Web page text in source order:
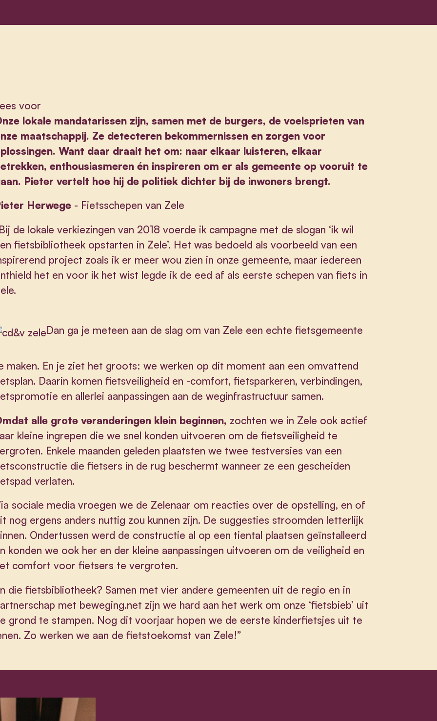
voor
lokale mandatarissen zijn, samen met de burgers, de voelsprieten van
maatschappij. Ze detecteren bekommernissen en zorgen voor
Want daar draait het om: naar elkaar luisteren, elkaar
enthousiasmeren én inspireren om er als gemeente op vooruit te
Pieter vertelt hoe hij de politiek dichter bij de inwoners brengt.
Herwege - Fietsschepen van Zele
de lokale verkiezingen van 2018 voerde ik campagne met de slogan ‘ik wil
fietsbibliotheek opstarten in Zele’. Het was bedoeld als voorbeeld van een
project zoals ik er meer wou zien in onze gemeente, maar iedereen
het en voor ik het wist legde ik de eed af als eerste schepen van fiets in
Dan ga je meteen aan de slag om van Zele een echte fietsgemeente
maken. En je ziet het groots: we werken op dit moment aan een omvattend
Daarin komen fietsveiligheid en -comfort, fietsparkeren, verbindingen,
en allerlei aanpassingen aan de weginfrastructuur samen.
alle grote veranderingen klein beginnen, zochten we in Zele ook actief
kleine ingrepen die we snel konden uitvoeren om de fietsveiligheid te
Enkele maanden geleden plaatsten we twee testversies van een
die fietsers in de rug beschermt wanneer ze een gescheiden
verlaten.
sociale media vroegen we de Zelenaar om reacties over de opstelling, en of
nog ergens anders nuttig zou kunnen zijn. De suggesties stroomden letterlijk
Ondertussen werd de constructie al op een tiental plaatsen geïnstalleerd
konden we ook her en der kleine aanpassingen uitvoeren om de veiligheid en
comfort voor fietsers te vergroten.
die fietsbibliotheek? Samen met vier andere gemeenten uit de regio en in
met beweging.net zijn we hard aan het werk om onze ‘fietsbieb’ uit
grond te stampen. Nog dit voorjaar hopen we de eerste kinderfietsjes uit te
Zo werken we aan de fietstoekomst van Zele!”